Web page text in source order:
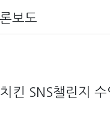
보도
킨 SNS챌린지